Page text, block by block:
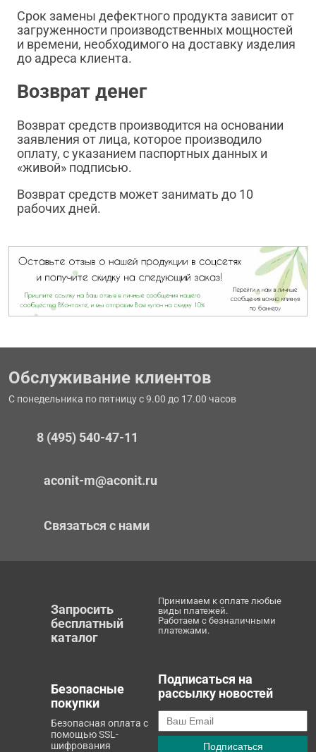
Срок замены дефектного продукта зависит от
загруженности производственных мощностей
и времени, необходимого на доставку изделия
до адреса клиента.
Возврат денег
Возврат средств производится на основании
заявления от лица, которое производило
оплату, с указанием паспортных данных и
«живой» подписью.
Возврат средств может занимать до 10
рабочих дней.
Обслуживание клиентов
С понедельника по пятницу с 9.00 до 17.00 часов
8 (495) 540-47-11
aconit-m@aconit.ru
Связаться с нами
Запросить
бесплатный
каталог
Принимаем к оплате любые
виды платежей.
Работаем с безналичными
платежами.
Безопасные
покупки
Безопасная оплата с
помощью SSL-
шифрования
Подписаться на
рассылку новостей